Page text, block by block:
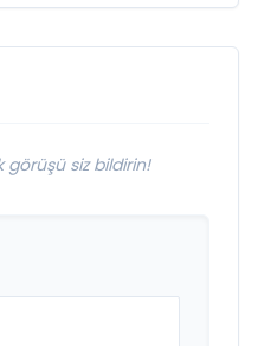
görüşü siz bildirin!